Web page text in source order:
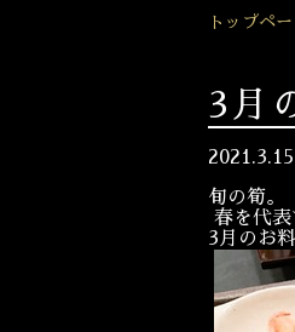
トップペー
3月
2021.3.15
旬の筍。
春を代表
3月のお